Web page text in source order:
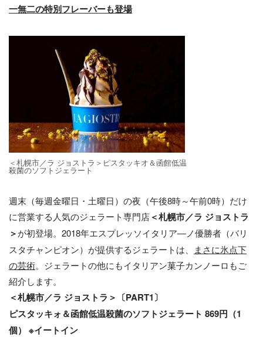
一無二の特別フレーバーも登場
＜札幌市／ラ ジョストラ＞ピスタッキオ＆函館低温
殺菌のソフトジェラート
週末（毎週金曜日・土曜日）の夜（午後8時～午前0時）だけ
に営業する人気のジェラート専門店＜札幌市／ラ ジョストラ
＞が初登場。2018年エスプレッソイタリア―ノ優勝者（バリ
スタチャンピオン）が提供するジェラートは、
まさに氷点下
の芸術。ジェラートの他にもイタリアン菓子カンノーロもご
紹介します。
＜札幌市／ラ ジョストラ＞〔PART1〕
ピスタッキォ＆函館低温殺菌のソフトジェラート 869円（1
個） ※イートイン